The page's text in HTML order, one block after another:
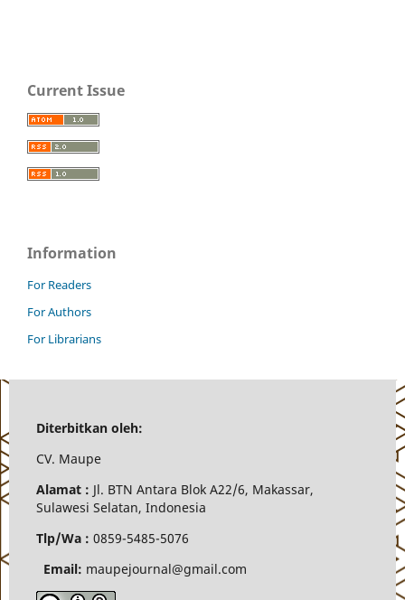
Current Issue
Information
For Readers
For Authors
For Librarians
Diterbitkan oleh:
CV. Maupe
Alamat : Jl. BTN Antara Blok A22/6, Makassar,
Sulawesi Selatan, Indonesia
Tlp/Wa : 0859-5485-5076
Email: maupejournal@gmail.com